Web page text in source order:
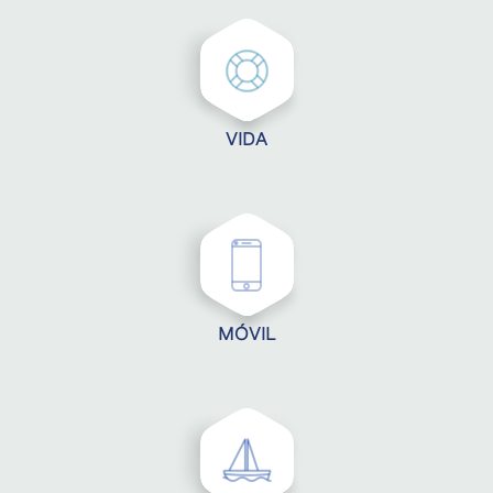
VIDA
MÓVIL